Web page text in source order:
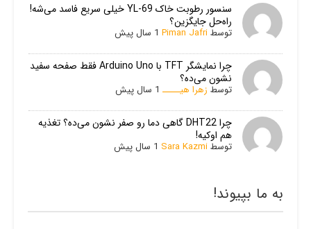
سنسور رطوبت خاک YL-69 خیلی سریع فاسد می‌شه!
راه‌حل جایگزین؟
توسطPiman Jafri 1 سال پیش
چرا نمایشگر TFT با Arduino Uno فقط صفحه سفید
نشون می‌ده؟
توسط زهرا هیـــــ 1 سال پیش
چرا DHT22 گاهی دما رو صفر نشون می‌ده؟ تغذیه
هم اوکیه!
توسطSara Kazmi 1 سال پیش
به ما بپیوند!